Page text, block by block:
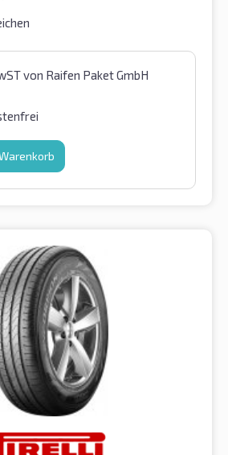
von Raifen Paket GmbH